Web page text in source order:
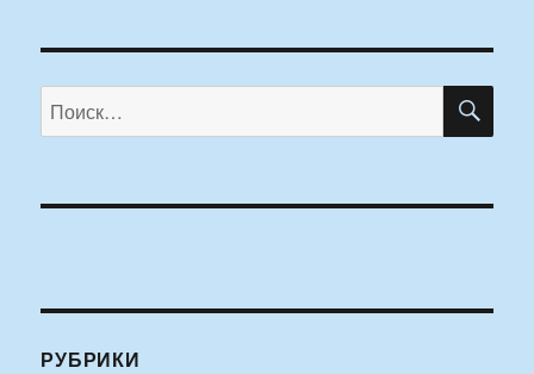
Искать:
РУБРИКИ